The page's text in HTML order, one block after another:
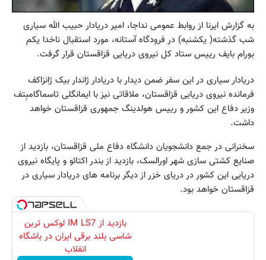
به گزارش ایرنا از روابط عمومی نداجا، امیر دریادار حبیب الله سیاری
شب گذشته( یکشنبه) در فرودگاه آستانه، مورد استقبال ناخدا یکم
بورام بایف رییس ستاد کل نیروی دریایی قزاقستان قرار گرفت.
دریادار سیاری در این سفر ضمن دیدار با دریادار ژاندار بیک ژانزاکف
فرمانده نیروی دریایی قزاقستان، ملاقاتی نیز با ایمانگلی تاسماگامبِتف
وزیر دفاع این کشور و رییس هولدینگ جمهوری قزاقستان خواهد
داشت.
سخنرانی در جمع دانشجویان دانشگاه دفاع ملی قزاقستان، بازدید از
صنایع کشتی سازی شهر اورالسک، بازدید از بندر اکتائو و پایگاه نیروی
دریایی این کشور در دریای خزر از دیگر برنامه های دریادار سیاری در
قزاقستان خواهد بود.
بازدید از IM LS7 لوکس ترین
شاسی بلند برقی ایران در باشگاه
انقلاب